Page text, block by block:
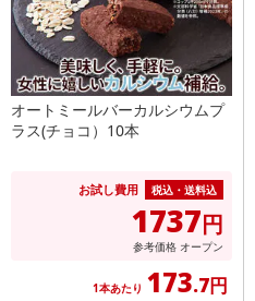
オートミールバーカルシウムプ
ラス(チョコ）10本
お試し費用 税込・送料込
1737円
参考価格 オープン
1本あたり 173.7円